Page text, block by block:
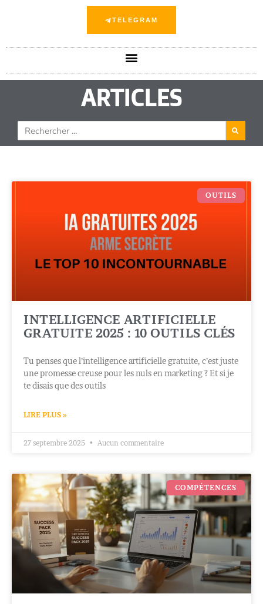
TELEGRAM
ARTICLES
OUTILS
INTELLIGENCE ARTIFICIELLE
GRATUITE 2025 : 10 OUTILS CLÉS
Tu penses que l’intelligence artificielle gratuite, c’est juste
une promesse creuse pour les nuls en marketing ? Et si je
te disais que des outils
LIRE PLUS »
27 septembre 2025 Aucun commentaire
COMPÉTENCES